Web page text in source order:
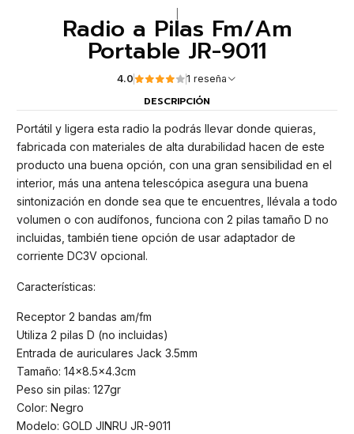
Radio a Pilas Fm/Am
Portable JR-9011
4.0 1 reseña
DESCRIPCIÓN
Portátil y ligera esta radio la podrás llevar donde quieras,
fabricada con materiales de alta durabilidad hacen de este
producto una buena opción, con una gran sensibilidad en el
interior, más una antena telescópica asegura una buena
sintonización en donde sea que te encuentres, llévala a todo
volumen o con audífonos, funciona con 2 pilas tamaño D no
incluidas, también tiene opción de usar adaptador de
corriente DC3V opcional.
Características:
Receptor 2 bandas am/fm
Utiliza 2 pilas D (no incluidas)
Entrada de auriculares Jack 3.5mm
Tamaño: 14x8.5x4.3cm
Peso sin pilas: 127gr
Color: Negro
Modelo: GOLD JINRU JR-9011